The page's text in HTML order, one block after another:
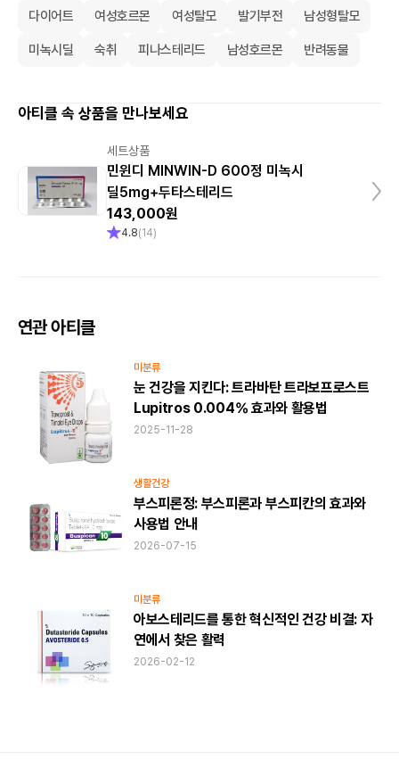
다이어트 여성호르몬 여성탈모 발기부전 남성형탈모
미녹시딜 숙취 피나스테리드 남성호르몬 반려동물
아티클 속 상품을 만나보세요
세트상품
민윈디 MINWIN-D 600정 미녹시
딜5mg+두타스테리드
143,000원
4.8(14)
연관 아티클
미분류
눈 건강을 지킨다: 트라바탄 트라보프로스트
Lupitros 0.004% 효과와 활용법
2025-11-28
생활건강
부스피론정: 부스피론과 부스피칸의 효과와
사용법 안내
2026-07-15
미분류
아보스테리드를 통한 혁신적인 건강 비결: 자
연에서 찾은 활력
2026-02-12